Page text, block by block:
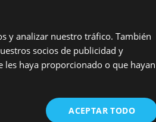
del cliente.
ENGLISH
SPANISH
y analizar nuestro tráfico. También
socios de publicidad y
haya proporcionado o que hayan
ACEPTAR TODO